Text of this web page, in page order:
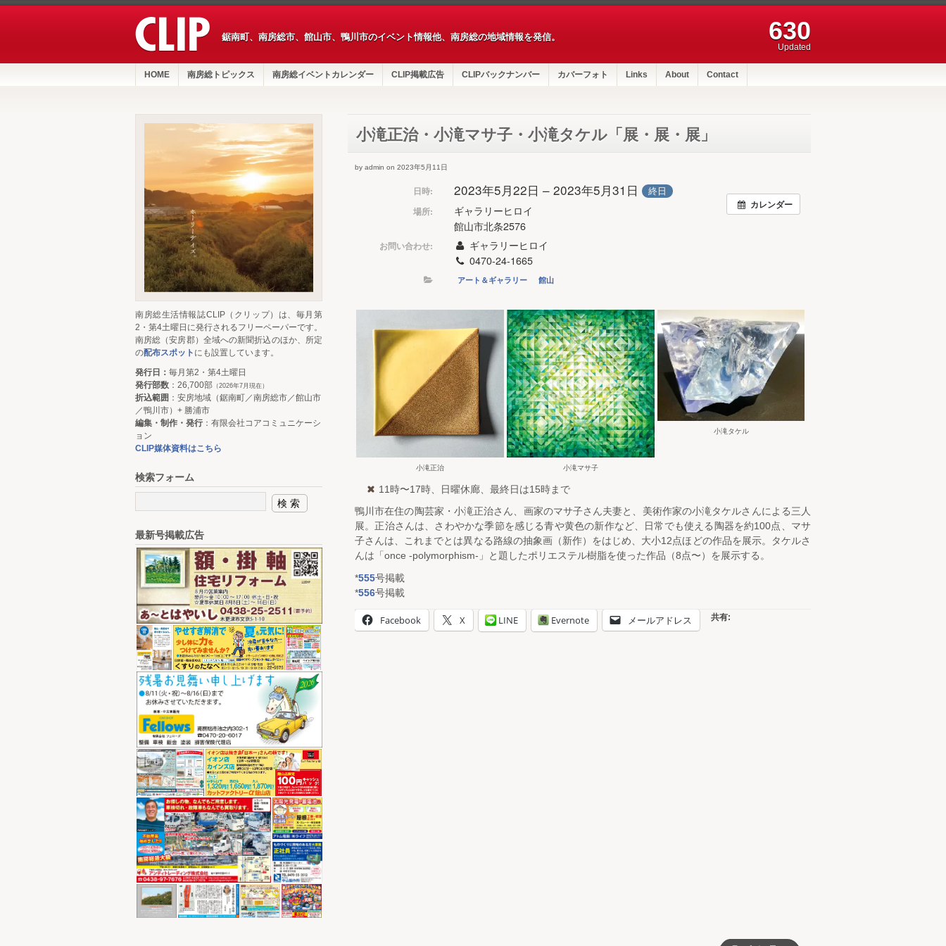
鋸南町、南房総市、館山市、鴨川市のイベント情報他、南房総の地域情報を発信。 630
Updated
HOME 南房総トピックス 南房総イベントカレンダー CLIP掲載広告 CLIPバックナンバー カバーフォト Links About Contact
小滝正治・小滝マサ子・小滝タケル「展・展・展」
by admin on 2023年5月11日
カレンダー
日時: 2023年5月22日 – 2023年5月31日 終日
場所:
ギャラリーヒロイ
館山市北条2576
お問い合わせ:
ギャラリーヒロイ
0470-24-1665
アート＆ギャラリー 館山
小滝正治 小滝マサ子
小滝タケル
11時〜17時、日曜休廊、最終日は15時まで
鴨川市在住の陶芸家・小滝正治さん、画家のマサ子さん夫妻と、美術作家の小滝タケルさんによる三人
展。正治さんは、さわやかな季節を感じる青や黄色の新作など、日常でも使える陶器を約100点、マサ
子さんは、これまでとは異なる路線の抽象画（新作）をはじめ、大小12点ほどの作品を展示。タケルさ
んは「once -polymorphism-」と題したポリエステル樹脂を使った作品（8点〜）を展示する。
*555号掲載
*556号掲載
共有:
Facebook X LINE Evernote メールアドレス
南房総生活情報誌CLIP（クリップ）は、毎月第
2・第4土曜日に発行されるフリーペーパーです。
南房総（安房郡）全域への新聞折込のほか、所定
の配布スポット にも設置しています。
発行日： 毎月第2・第4土曜日
発行部数 ：26,700部 （2026年7月現在）
折込範囲 ：安房地域（鋸南町／南房総市／館山市
／鴨川市）+ 勝浦市
編集・制作・発行：有限会社コアコミュニケーシ
ョン
CLIP媒体資料はこちら
検索フォーム
最新号掲載広告